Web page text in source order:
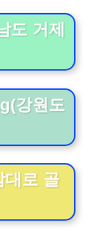
도 거제
강원도
대로 골